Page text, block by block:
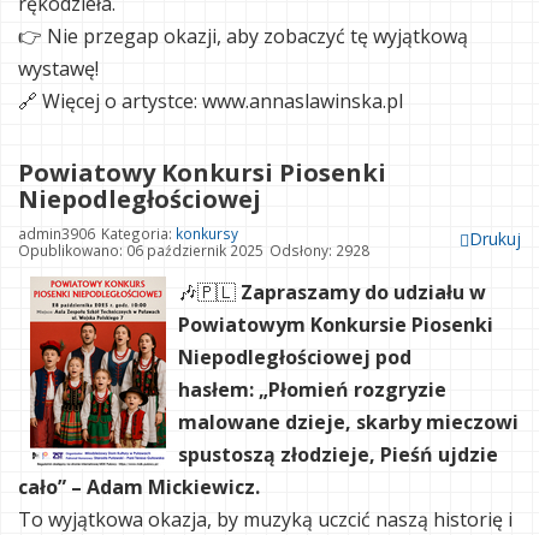
👉 Nie przegap okazji, aby zobaczyć tę wyjątkową
wystawę!
🔗 Więcej o artystce: www.annaslawinska.pl
Powiatowy Konkursi Piosenki
Niepodległościowej
Drukuj
admin3906 Kategoria: konkursy
Opublikowano: 06 październik 2025 Odsłony: 2928
🎶🇵🇱 Zapraszamy do udziału w
Powiatowym Konkursie Piosenki
Niepodległościowej pod
hasłem: „Płomień rozgryzie
malowane dzieje, skarby mieczowi
spustoszą złodzieje, Pieśń ujdzie
cało” – Adam Mickiewicz.
To wyjątkowa okazja, by muzyką uczcić naszą historię i